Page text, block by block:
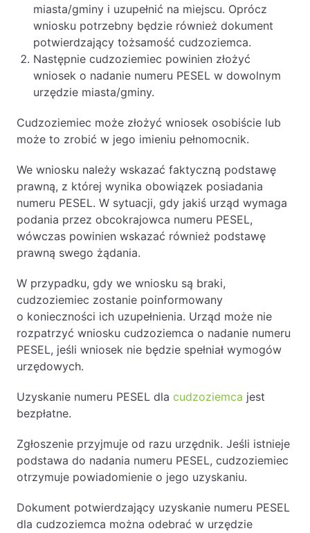
miasta/gminy i uzupełnić na miejscu. Oprócz
wniosku potrzebny będzie również dokument
potwierdzający tożsamość cudzoziemca.
Następnie cudzoziemiec powinien złożyć
wniosek o nadanie numeru PESEL w dowolnym
urzędzie miasta/gminy.
Cudzoziemiec może złożyć wniosek osobiście lub
może to zrobić w jego imieniu pełnomocnik.
We wniosku należy wskazać faktyczną podstawę
prawną, z której wynika obowiązek posiadania
numeru PESEL. W sytuacji, gdy jakiś urząd wymaga
podania przez obcokrajowca numeru PESEL,
wówczas powinien wskazać również podstawę
prawną swego żądania.
W przypadku, gdy we wniosku są braki,
cudzoziemiec zostanie poinformowany
o konieczności ich uzupełnienia. Urząd może nie
rozpatrzyć wniosku cudzoziemca o nadanie numeru
PESEL, jeśli wniosek nie będzie spełniał wymogów
urzędowych.
Uzyskanie numeru PESEL dla cudzoziemca jest
bezpłatne.
Zgłoszenie przyjmuje od razu urzędnik. Jeśli istnieje
podstawa do nadania numeru PESEL, cudzoziemiec
otrzymuje powiadomienie o jego uzyskaniu.
Dokument potwierdzający uzyskanie numeru PESEL
dla cudzoziemca można odebrać w urzędzie